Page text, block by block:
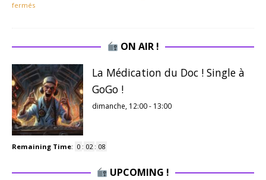
fermés
ON AIR !
La Médication du Doc ! Single à
GoGo !
dimanche, 12:00- 13:00
Remaining Time: 0 : 02 : 07
UPCOMING !